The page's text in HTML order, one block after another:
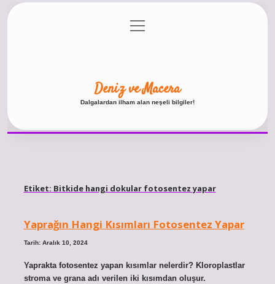
Gizlilik Politikası
menüyü
aç
Deniz ve Macera
Dalgalardan ilham alan neşeli bilgiler!
Etiket: Bitkide hangi dokular fotosentez yapar
Yaprağın Hangi Kısımları Fotosentez Yapar
Tarih: Aralık 10, 2024
Yaprakta fotosentez yapan kısımlar nelerdir? Kloroplastlar
stroma ve grana adı verilen iki kısımdan oluşur.